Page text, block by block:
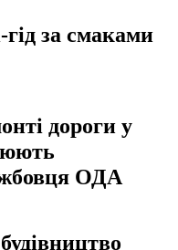
за смаками
дороги у
ОДА